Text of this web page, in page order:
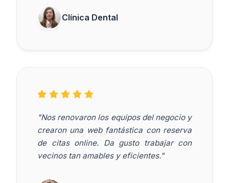
Clínica Dental
"Nos renovaron los equipos del negocio y
crearon una web fantástica con reserva
de citas online. Da gusto trabajar con
vecinos tan amables y eficientes."